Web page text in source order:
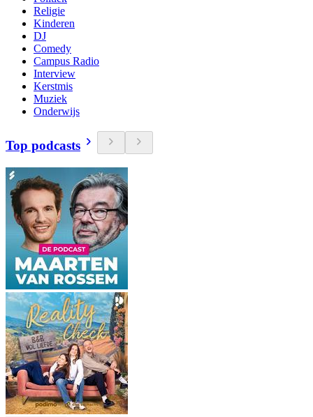
Religie
Kinderen
DJ
Comedy
Campus Radio
Interview
Kerstmis
Muziek
Onderwijs
Top podcasts